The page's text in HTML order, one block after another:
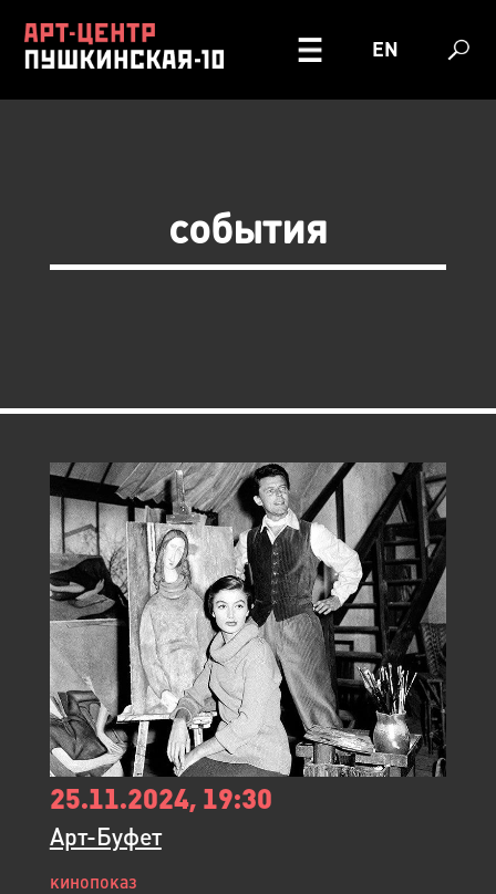
EN
события
25.11.2024, 19:30
Арт-Буфет
кинопоказ